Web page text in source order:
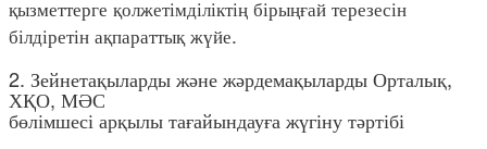
қызметтерге қолжетімділіктің бірыңғай терезесін
білдіретін ақпараттық жүйе.
2. Зейнетақыларды және жәрдемақыларды Орталық,
ХҚО, МӘС
бөлімшесі арқылы тағайындауға жүгіну тәртібі